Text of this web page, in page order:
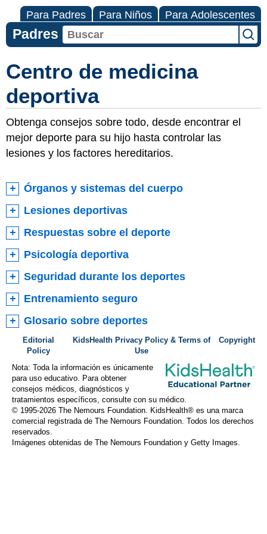
Para Padres Para Niños Para Adolescentes
Padres
Centro de medicina
deportiva
Obtenga consejos sobre todo, desde encontrar el
mejor deporte para su hijo hasta controlar las
lesiones y los factores hereditarios.
Órganos y sistemas del cuerpo
Lesiones deportivas
Respuestas sobre el deporte
Psicología deportiva
Seguridad durante los deportes
Entrenamiento seguro
Glosario sobre deportes
Editorial
Policy
KidsHealth Privacy Policy & Terms of
Use
Copyright
Nota: Toda la información es únicamente
para uso educativo. Para obtener
consejos médicos, diagnósticos y
tratamientos específicos, consulte con su médico.
© 1995-2026 The Nemours Foundation. KidsHealth® es una marca
comercial registrada de The Nemours Foundation. Todos los derechos
reservados.
Imágenes obtenidas de The Nemours Foundation y Getty Images.